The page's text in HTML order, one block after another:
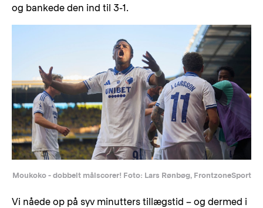
og bankede den ind til 3-1.
Moukoko - dobbelt målscorer! Foto: Lars Rønbøg, FrontzoneSport
Vi nåede op på syv minutters tillægstid – og dermed i